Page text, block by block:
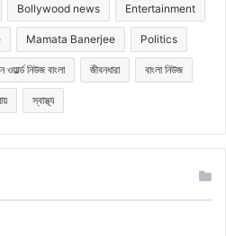
Bollywood news Entertainment
Mamata Banerjee Politics
ওয়ার্ল্ড নিউজ বাংলা জীবনধারা বাংলা নিউজ
স্বাস্থ্য